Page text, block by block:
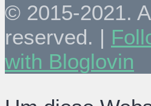
© 2015-2021.
reserved. |
with Bloglovin